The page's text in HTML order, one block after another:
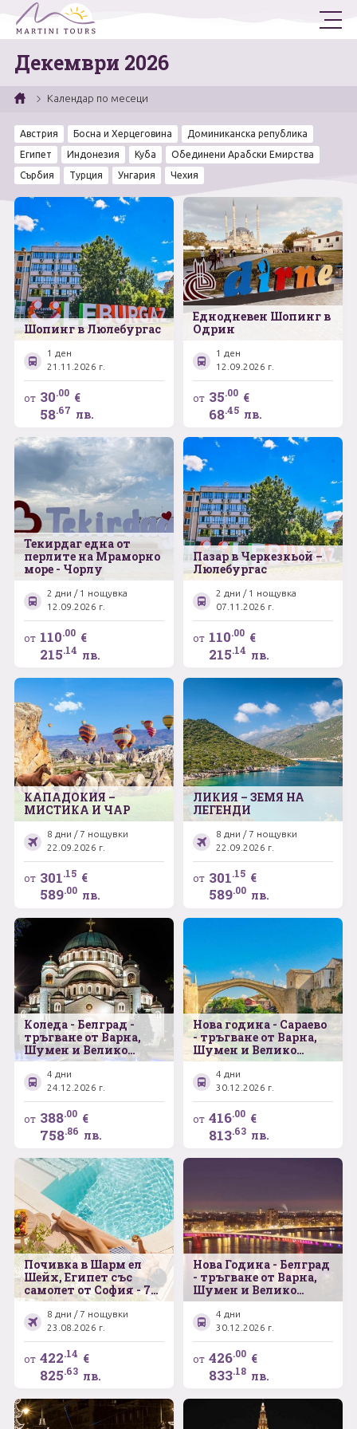
Екскурзии
Самолетни Екскурзии
Автобусни Екскурзии
Държави
Гърция
Турция
Испания
България
Египет
Сърбия
Румъния
Ученически
Еднодневни Екскурзии
Двудневни и тридневни Екскурзии
Петдневни Екскурзии / Лагери
Круизи
Екскурзии от Варна
Програма 2026
Януари
Февруари
Март
Април
Май
Юни
Юли
Август
Септември
Октомври
Ноември
Декември
Още
За нас
Общи условия
Полезна информация
Запитване
Контакти
Фирмени данни
0894 466 775 Форма за запитване
Свържете се с нас
Декември 2026
Календар по месеци
Австрия Босна и Херцеговина
Доминиканска република
Египет
Индонезия Куба
Обединени Арабски Емирства
Сърбия
Турция Унгария Чехия
Шопинг в Люлебургас
1 ден
21.11.2026 г.
от 30.00 €
58.67 лв.
Еднодневен Шопинг в
Одрин
1 ден
12.09.2026 г.
от 35.00 €
68.45 лв.
Текирдаг една от
перлите на Мраморно
море - Чорлу
2 дни / 1 нощувка
12.09.2026 г.
от 110.00 €
215.14 лв.
Пазар в Черкезкьой –
Люлебургас
2 дни / 1 нощувка
07.11.2026 г.
от 110.00 €
215.14 лв.
КАПАДОКИЯ –
МИСТИКА И ЧАР
8 дни / 7 нощувки
22.09.2026 г.
от 301.15 €
589.00 лв.
ЛИКИЯ – ЗЕМЯ НА
ЛЕГЕНДИ
8 дни / 7 нощувки
22.09.2026 г.
от 301.15 €
589.00 лв.
Коледа - Белград -
тръгване от Варна,
Шумен и Велико
Търново
4 дни
24.12.2026 г.
от 388.00 €
758.86 лв.
Нова година - Сараево
- тръгване от Варна,
Шумен и Велико
Търново
4 дни
30.12.2026 г.
от 416.00 €
813.63 лв.
Почивка в Шарм ел
Шейх, Египет със
самолет от София - 7
нощувки
8 дни / 7 нощувки
23.08.2026 г.
от 422.14 €
825.63 лв.
Нова Година - Белград
- тръгване от Варна,
Шумен и Велико
Търново
4 дни
30.12.2026 г.
от 426.00 €
833.18 лв.